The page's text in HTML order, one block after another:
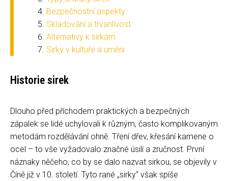
Bezpečnostní aspekty
Skladování a trvanlivost
Alternativy k sirkám
Sirky v kultuře a umění
Historie sirek
Dlouho před příchodem praktických a bezpečných
zápalek se lidé uchylovali k různým, často komplikovaným
metodám rozdělávání ohně. Tření dřev, křesání kamene o
ocel – to vše vyžadovalo značné úsilí a zručnost. První
náznaky něčeho, co by se dalo nazvat sirkou, se objevily v
Číně již v 10. století. Tyto rané „sirky“ však spíše